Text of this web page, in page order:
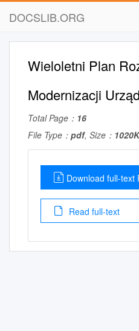
DOCSLIB.ORG
Wieloletni Plan
Modernizacji
Total Page： 16
File Type： pdf, Size：
Download full-text
Read full-text